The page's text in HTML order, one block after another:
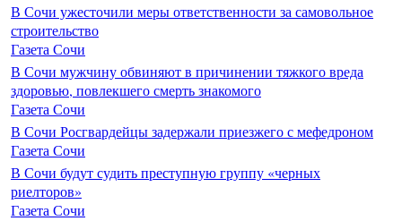
В Сочи ужесточили меры ответственности за самовольное
строительство
Газета Сочи
В Сочи мужчину обвиняют в причинении тяжкого вреда
здоровью, повлекшего смерть знакомого
Газета Сочи
В Сочи Росгвардейцы задержали приезжего с мефедроном
Газета Сочи
В Сочи будут судить преступную группу «черных
риелторов»
Газета Сочи